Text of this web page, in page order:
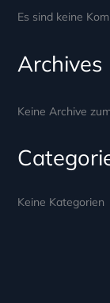
Es sind keine
Archives
Keine Archive
Keine Kategorien